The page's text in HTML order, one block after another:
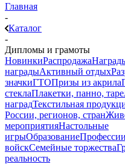
Главная
-
Каталог
-
Дипломы и грамоты
НовинкиРаспродажа
наградыАктивный отдых
значкиГТОПризы из акрила
стеклаПлакетки, панно,
наградТекстильная
России, регионов, стран
мероприятияНастольные
игрыОбразованиеПрофессии
войскСемейные торжества
реальность